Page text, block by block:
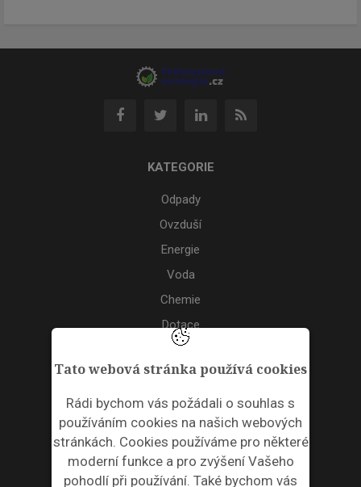
Tato webová stránka používá cookies
Rádi bychom vás požádali o souhlas s
používáním cookies na našich webových
stránkách. Cookies používáme pro některé
moderní funkce a pro zvýšení Vašeho
pohodlí při používání. Také bychom vás
KATEGORIE
Odpady
Ovzduší
Energie
Voda
Chemie
Dotace
Akce
ODPADNÍ PLASTY
NEWSLETTER